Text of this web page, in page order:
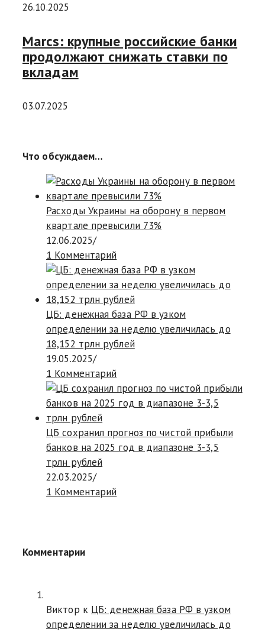
26.10.2025
Marcs: крупные российские банки
продолжают снижать ставки по
вкладам
03.07.2025
Что обсуждаем…
Расходы Украины на оборону в первом
квартале превысили 73%
12.06.2025/
1 Комментарий
ЦБ: денежная база РФ в узком
определении за неделю увеличилась до
18,152 трлн рублей
19.05.2025/
1 Комментарий
ЦБ сохранил прогноз по чистой прибыли
банков на 2025 год в диапазоне 3-3,5
трлн рублей
22.03.2025/
1 Комментарий
Комментарии
Виктор к ЦБ: денежная база РФ в узком
определении за неделю увеличилась до